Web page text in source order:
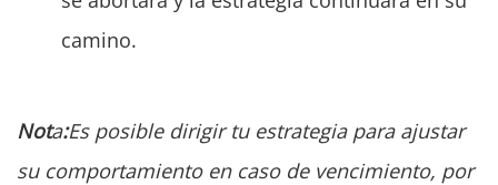
camino.
Nota:Es posible dirigir tu estrategia para ajustar
su comportamiento en caso de vencimiento, por